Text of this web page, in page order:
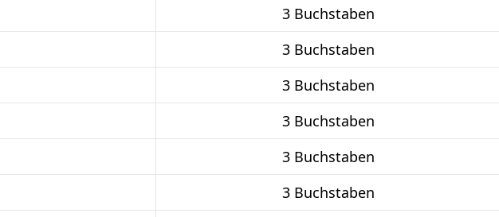
3 Buchstaben
3 Buchstaben
3 Buchstaben
3 Buchstaben
3 Buchstaben
3 Buchstaben